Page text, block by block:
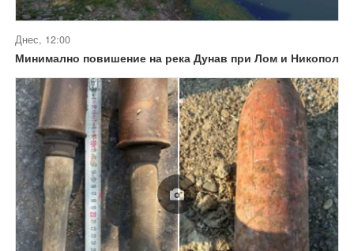
Днес, 12:00
Минимално повишение на река Дунав при Лом и Никопол